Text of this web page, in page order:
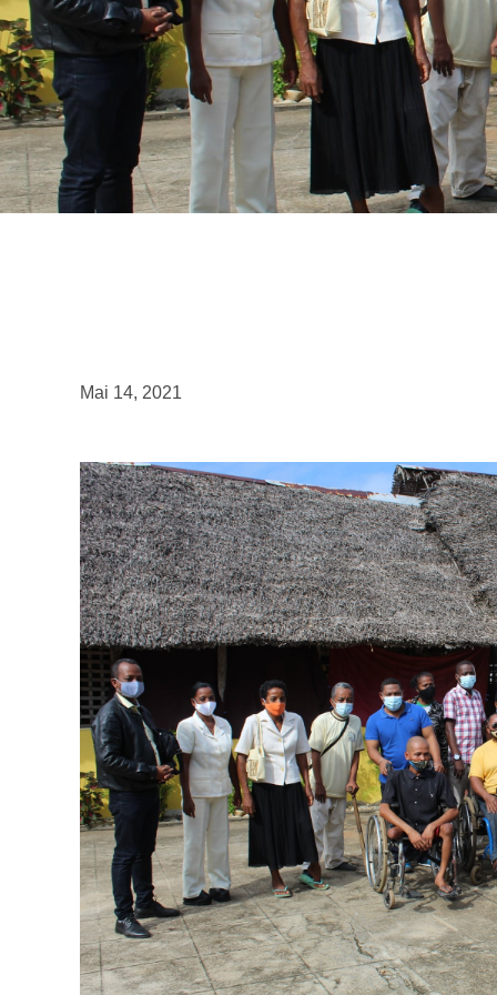
Mai 14, 2021